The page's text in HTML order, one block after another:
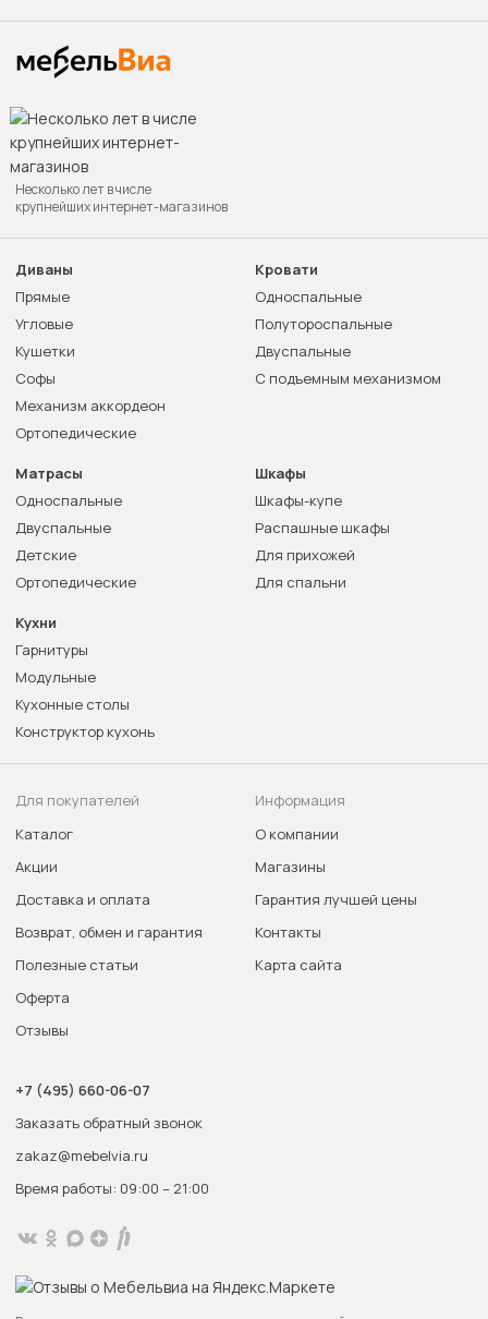
Несколько лет в числе
крупнейших интернет-магазинов
Диваны
Прямые
Угловые
Кушетки
Софы
Механизм аккордеон
Ортопедические
Кровати
Односпальные
Полутороспальные
Двуспальные
С подъемным механизмом
Матрасы
Односпальные
Двуспальные
Детские
Ортопедические
Шкафы
Шкафы-купе
Распашные шкафы
Для прихожей
Для спальни
Кухни
Гарнитуры
Модульные
Кухонные столы
Конструктор кухонь
Для покупателей
Каталог
Акции
Доставка и оплата
Возврат, обмен и гарантия
Полезные статьи
Оферта
Отзывы
Информация
О компании
Магазины
Гарантия лучшей цены
Контакты
Карта сайта
+7 (495) 660-06-07
Заказать обратный звонок
zakaz@mebelvia.ru
Время работы: 09:00 – 21:00